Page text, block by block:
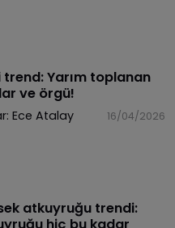
trend: Yarım toplanan
ve örgü!
Ece Atalay 16/04/2026
atkuyruğu trendi: